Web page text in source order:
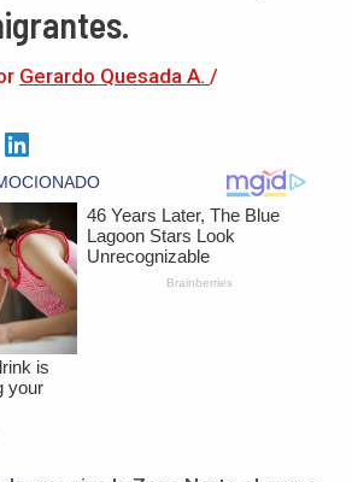
Gerardo Quesada A. /